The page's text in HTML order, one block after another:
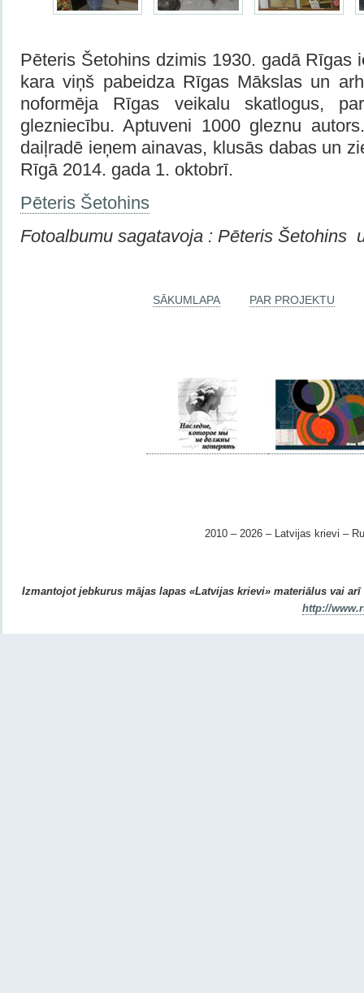
Pēteris Šetohins dzimis 1930. gadā Rīgas
kara viņš pabeidza Rīgas Mākslas un
noformēja Rīgas veikalu skatlogus,
glezniecību. Aptuveni 1000 gleznu
daiļradē ieņem ainavas, klusās dabas un
Rīgā 2014. gada 1. oktobrī.
Pēteris Šetohins
Fotoalbumu sagatavoja : Pēteris Šetohins
SĀKUMLAPA PAR PROJEKTU
2010 – 2026 – Latvijas krievi –
Izmantojot jebkurus mājas lapas «Latvijas krievi» materiālus vai
http://